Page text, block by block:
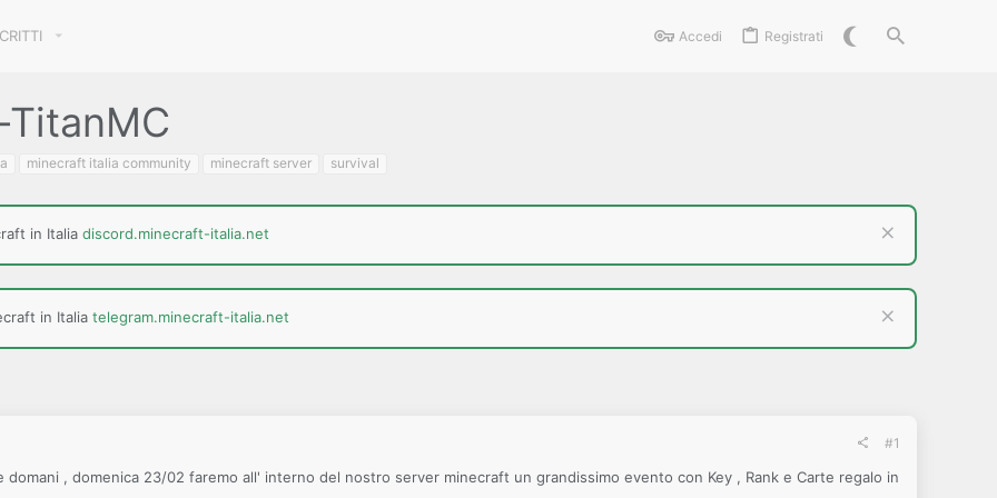
Accedi Registrati
minecraft italia community minecraft server survival
in Italia discord.minecraft-italia.net
in Italia telegram.minecraft-italia.net
#1
domani , domenica 23/02 faremo all' interno del nostro server minecraft un grandissimo evento con Key , Rank e Carte regalo in